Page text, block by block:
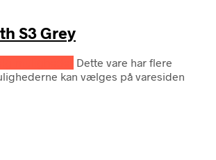
S3 Grey
Dette vare har flere
kan vælges på varesiden